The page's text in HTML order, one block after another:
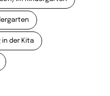
in der Kita